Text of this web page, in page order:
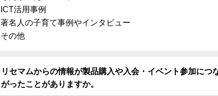
ICT活用事例
著名人の子育て事例やインタビュー
その他
リセマムからの情報が製品購入や入会・イベント参加につ
がったことがありますか。